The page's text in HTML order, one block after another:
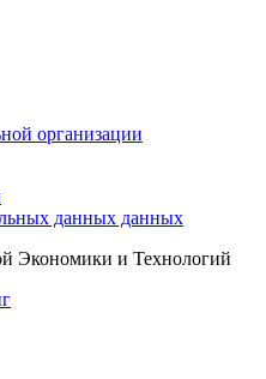
организации
данных данных
Экономики и Технологий